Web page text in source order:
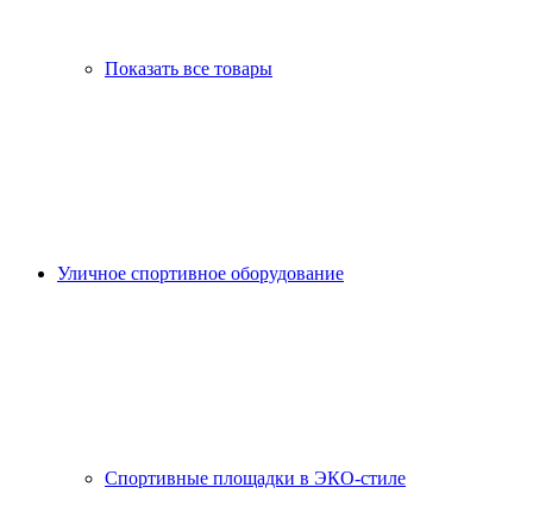
Показать все товары
Уличное спортивное оборудование
Спортивные площадки в ЭКО-стиле